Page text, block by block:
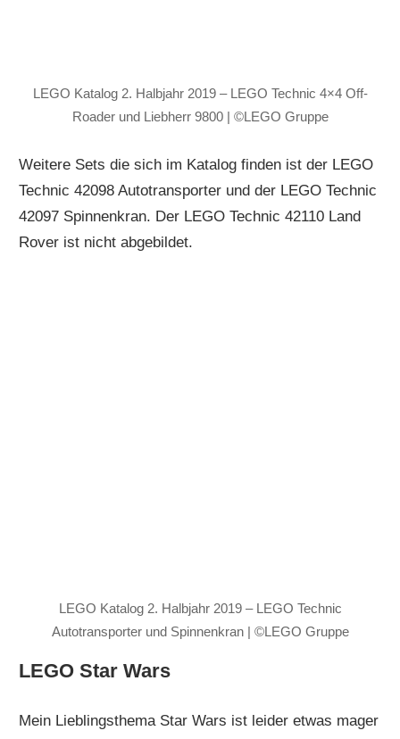
LEGO Katalog 2. Halbjahr 2019 – LEGO Technic 4×4 Off-
Roader und Liebherr 9800 | ©LEGO Gruppe
Weitere Sets die sich im Katalog finden ist der LEGO
Technic 42098 Autotransporter und der LEGO Technic
42097 Spinnenkran. Der LEGO Technic 42110 Land
Rover ist nicht abgebildet.
LEGO Katalog 2. Halbjahr 2019 – LEGO Technic
Autotransporter und Spinnenkran | ©LEGO Gruppe
LEGO Star Wars
Mein Lieblingsthema Star Wars ist leider etwas mager